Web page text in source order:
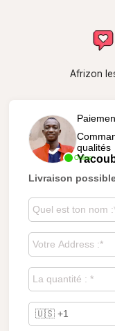
Afrizon
Online
qualités
Livraison